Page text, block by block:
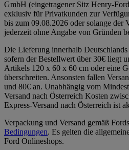
GmbH (eingetragener Sitz Henry-
exklusiv für Privatkunden zur
bis zum 09.08.2026 oder solange der
jederzeit ohne Angabe von Gründen
Die Lieferung innerhalb
sofern der Bestellwert über 30€ liegt
Artikels 120 x 60 x 60 cm oder eine
überschreiten. Ansonsten fallen
und 80€ an. Unabhängig vom
Versand nach Österreich Kosten
Express-Versand nach Österreich ist
Verpackung und Versand gemäß
Bedingungen. Es gelten die
Ford Onlineshops.